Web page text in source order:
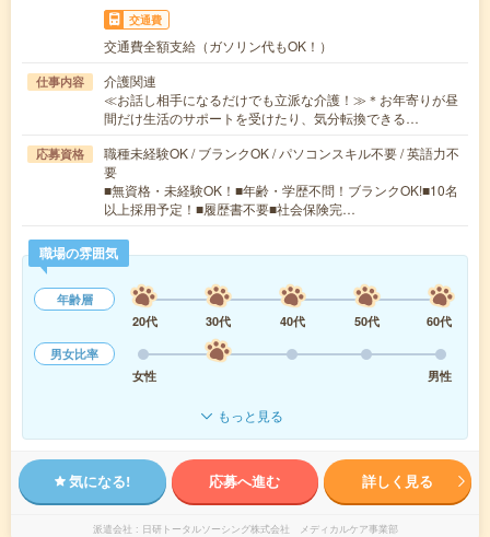
交通費
交通費全額支給（ガソリン代もOK！）
仕事内容
介護関連
≪お話し相手になるだけでも立派な介護！≫＊お年寄りが昼
間だけ生活のサポートを受けたり、気分転換できる…
応募資格
職種未経験OK / ブランクOK / パソコンスキル不要 / 英語力不
要
■無資格・未経験OK！■年齢・学歴不問！ブランクOK!■10名
以上採用予定！■履歴書不要■社会保険完…
職場の雰囲気
年齢層
20代
30代 40代 50代
60代
男女比率
女性
男性
もっと見る
気になる! 応募へ進む 詳しく見る
派遣会社 日研トータルソーシング株式会社 メディカルケア事業部